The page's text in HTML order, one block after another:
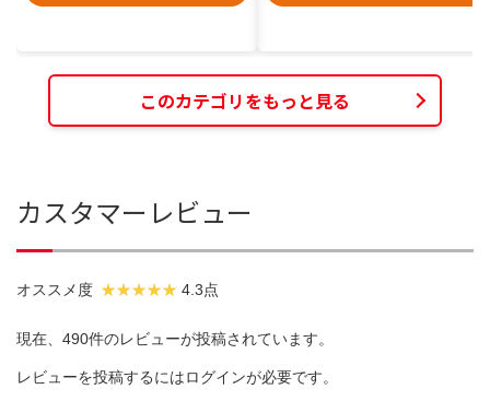
このカテゴリをもっと見る
カスタマーレビュー
オススメ度 4.3点
現在、490件のレビューが投稿されています。
レビューを投稿するにはログインが必要です。